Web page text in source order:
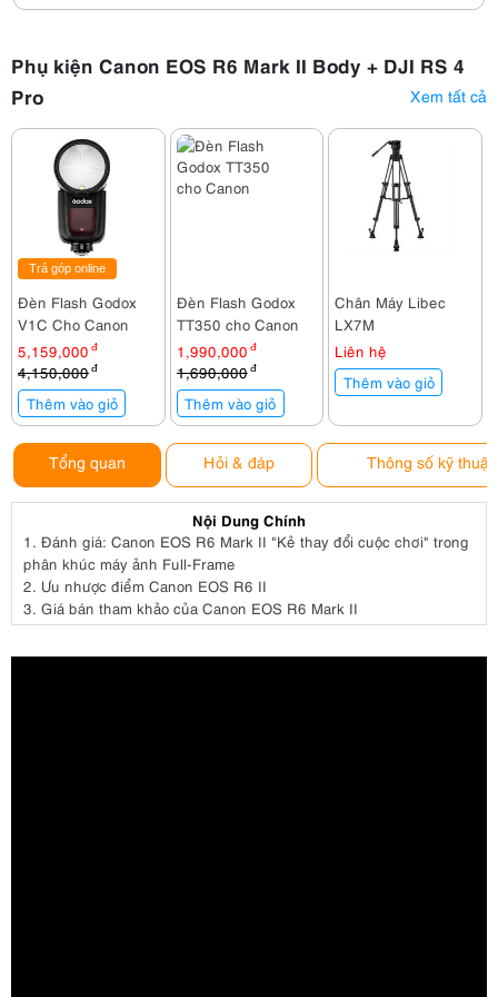
Phụ kiện Canon EOS R6 Mark II Body + DJI RS 4
Pro
Xem tất cả
Trả góp online
Đèn Flash Godox
V1C Cho Canon
5,159,000 đ
4,150,000đ
Thêm vào giỏ
Đèn Flash Godox
TT350 cho Canon
1,990,000 đ
1,690,000 đ
Thêm vào giỏ
Chân Máy Libec
LX7M
Liên hệ
Thêm vào giỏ
Tổng quan Hỏi & đáp Thông số kỹ thuật
Nội Dung Chính
1. Đánh giá: Canon EOS R6 Mark II "Kẻ thay đổi cuộc chơi" trong
phân khúc máy ảnh Full-Frame
2. Ưu nhược điểm Canon EOS R6 II
3. Giá bán tham khảo của Canon EOS R6 Mark II